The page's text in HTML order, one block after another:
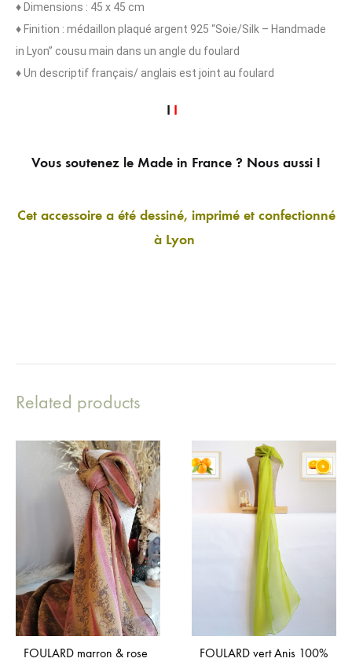
♦ Dimensions : 45 x 45 cm
♦ Finition : médaillon plaqué argent 925 “Soie/Silk – Handmade
in Lyon” cousu main dans un angle du foulard
♦ Un descriptif français/ anglais est joint au foulard
I I
Vous soutenez le Made in France ? Nous aussi !
Cet accessoire a été dessiné, imprimé et confectionné
à Lyon
Related products
FOULARD marron & rose
FOULARD vert Anis 100%